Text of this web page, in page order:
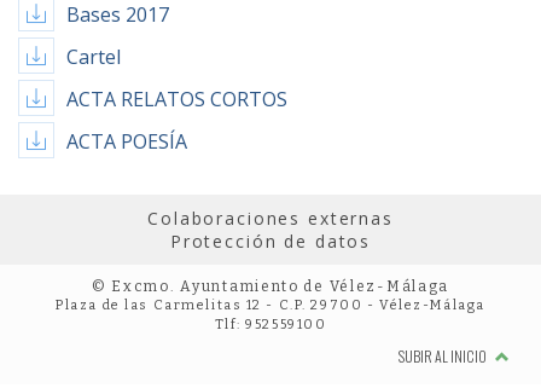
Bases 2017
Cartel
ACTA RELATOS CORTOS
ACTA POESÍA
Colaboraciones externas
Protección de datos
© Excmo. Ayuntamiento de Vélez-Málaga
Plaza de las Carmelitas 12 - C.P. 29700 - Vélez-Málaga
Tlf: 952559100
SUBIR AL INICIO